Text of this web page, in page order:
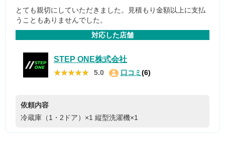
とても親切にしていただきました。見積もり金額以上に支払
うこともありませんでした。
対応した店舗
STEP ONE株式会社
★★★★★
★★★★★ 5.0 口コミ (6)
依頼内容
冷蔵庫（1・2ドア）×1 縦型洗濯機×1